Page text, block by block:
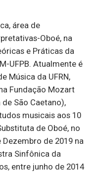
área de
Oboé, na
e Práticas da
UFPB. Atualmente é
Música da UFRN,
Fundação Mozart
São Caetano),
musicais aos 10
de Oboé, no
de 2019 na
Sinfônica da
entre junho de 2014